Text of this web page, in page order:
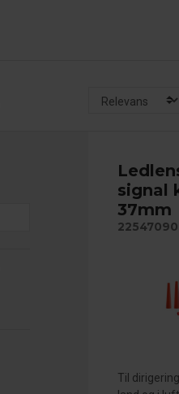
signal
37mm
22547090
Til